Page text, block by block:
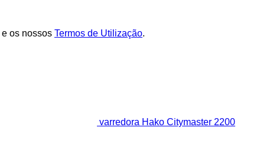
e os nossos Termos de Utilização.
varredora Hako Citymaster 2200